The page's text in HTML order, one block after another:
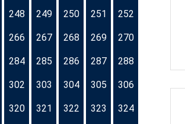
248 249 250 251 252
266 267 268 269 270
284 285 286 287 288
302 303 304 305 306
320 321 322 323 324